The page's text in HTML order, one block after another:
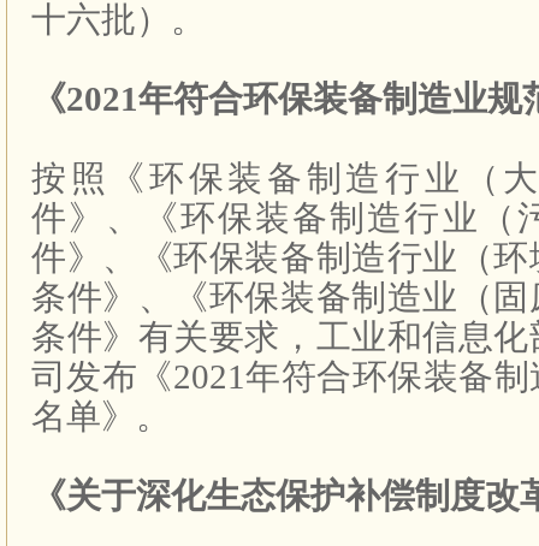
十六批）。
《2021年符合环保装备制造业规
按照《环保装备制造行业（
件》、《环保装备制造行业（
件》、《环保装备制造行业（
条件》、《环保装备制造业（
条件》有关要求，工业和信息
司发布《2021年符合环保装备
名单》。
《关于深化生态保护补偿制度改